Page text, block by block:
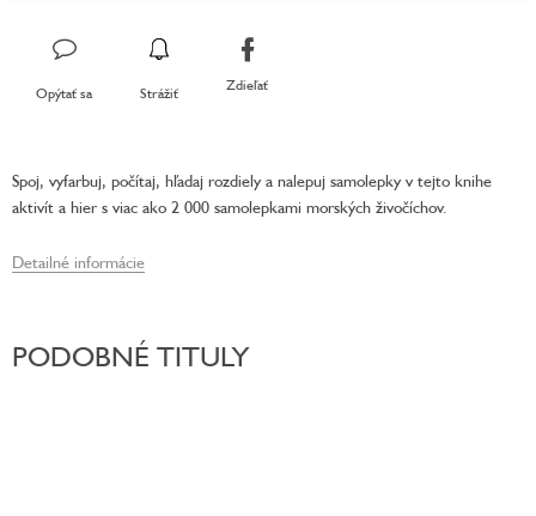
Opýtať sa Strážiť Zdieľať
Spoj, vyfarbuj, počítaj, hľadaj rozdiely a nalepuj samolepky v tejto knihe
aktivít a hier s viac ako 2 000 samolepkami morských živočíchov.
Detailné informácie
PODOBNÉ TITULY